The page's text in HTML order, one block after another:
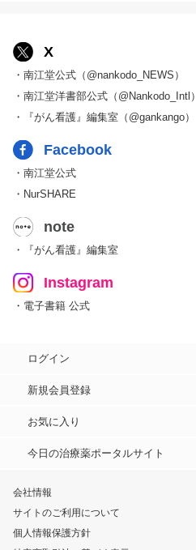
X
・南江堂公式（@nankodo_NEWS）
・南江堂洋書部公式（@Nankodo_Intl）
・『がん看護』編集室（@gankango）
Facebook
・南江堂公式
・NurSHARE
note
・『がん看護』編集室
Instagram
・電子書籍 公式
ログイン
新規会員登録
お気に入り
今日の治療薬ポータルサイト
会社情報
サイトのご利用について
個人情報保護方針